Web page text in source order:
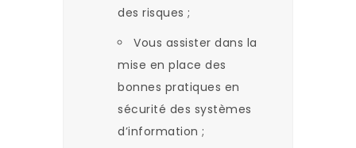
des risques ;
Vous assister dans la
mise en place des
bonnes pratiques en
sécurité des systèmes
d’information ;